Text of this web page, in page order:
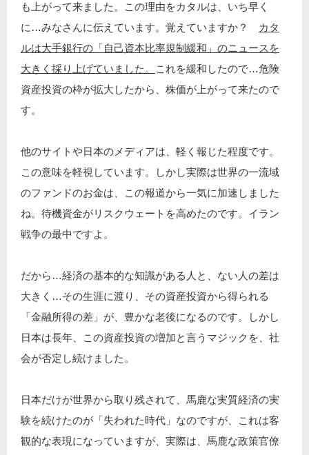
も上がって来ました。この理由をカタルは、いち早く
に…みなさんに伝えています。覚えていますか？
カタ
ルは大手銀行の「自己資本比率規制緩和」のニュースを
大きく採り上げていました。
これを緩和したので…危険
資産投資の枠が拡大したから、株価が上がって来たので
す。
他のサイトや日本のメディアは、軽く報じた程度です。
この意味を軽視しています。しかし実際は世界の一流域
のファンドのお金は、この報道から一気に加速しました
ね。待機資金がリスクウェートを高めたのです。イラン
戦争の最中ですよ。
だから…経済の基本的な知識がある人と、ない人の差は
大きく…その生涯に渡り、その資産投資から得られる
「金融所得の差」が、豊かな老後になるのです。しかし
日本は長年、この資産投資の増加と言うマジックを、社
会が否定し続けました。
日本だけが世界から取り残されて、馬鹿な実質経済の実
験を続けたのが「失われた時代」なのですが、これは客
観的な表現になっていますが、実際は、馬鹿な政策官僚